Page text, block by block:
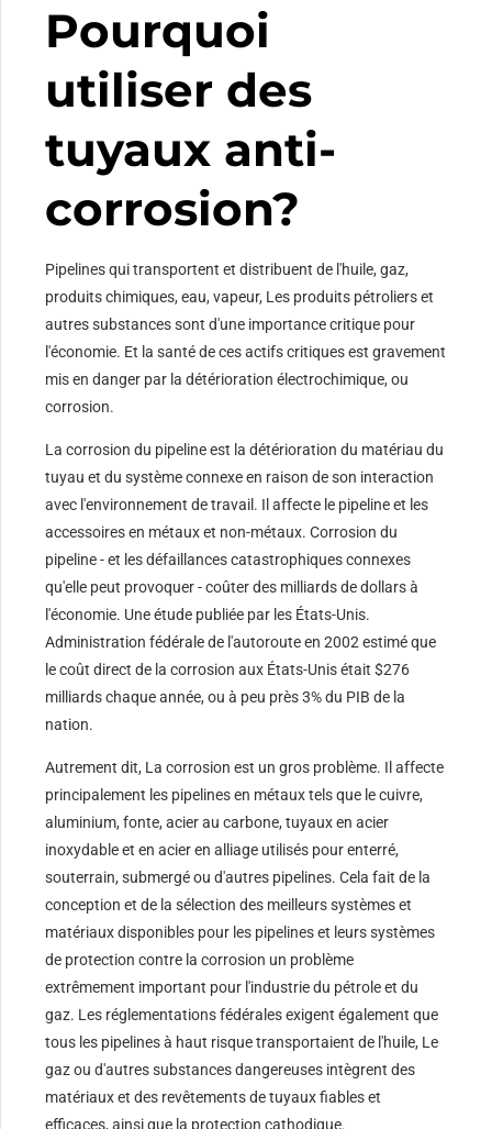
Pourquoi
utiliser des
tuyaux anti-
corrosion?
Pipelines qui transportent et distribuent de l'huile, gaz,
produits chimiques, eau, vapeur, Les produits pétroliers et
autres substances sont d'une importance critique pour
l'économie. Et la santé de ces actifs critiques est gravement
mis en danger par la détérioration électrochimique, ou
corrosion.
La corrosion du pipeline est la détérioration du matériau du
tuyau et du système connexe en raison de son interaction
avec l'environnement de travail. Il affecte le pipeline et les
accessoires en métaux et non-métaux. Corrosion du
pipeline - et les défaillances catastrophiques connexes
qu'elle peut provoquer - coûter des milliards de dollars à
l'économie. Une étude publiée par les États-Unis.
Administration fédérale de l'autoroute en 2002 estimé que
le coût direct de la corrosion aux États-Unis était $276
milliards chaque année, ou à peu près 3% du PIB de la
nation.
Autrement dit, La corrosion est un gros problème. Il affecte
principalement les pipelines en métaux tels que le cuivre,
aluminium, fonte, acier au carbone, tuyaux en acier
inoxydable et en acier en alliage utilisés pour enterré,
souterrain, submergé ou d'autres pipelines. Cela fait de la
conception et de la sélection des meilleurs systèmes et
matériaux disponibles pour les pipelines et leurs systèmes
de protection contre la corrosion un problème
extrêmement important pour l'industrie du pétrole et du
gaz. Les réglementations fédérales exigent également que
tous les pipelines à haut risque transportaient de l'huile, Le
gaz ou d'autres substances dangereuses intègrent des
matériaux et des revêtements de tuyaux fiables et
efficaces, ainsi que la protection cathodique.